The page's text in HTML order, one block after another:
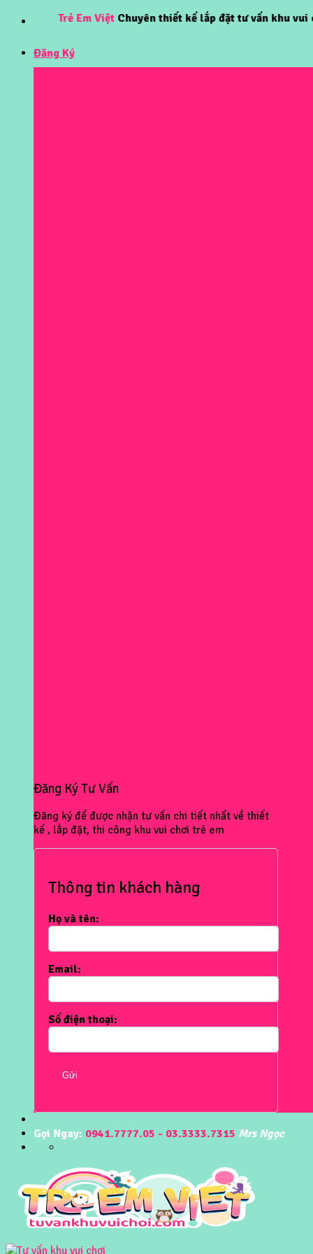
Skip
content
Trẻ Em Việt Chuyên thiết kế lắp đặt tư vấn khu vui chơi
Đăng Ký
Đăng Ký Tư Vấn
Đăng ký để được nhận tư vấn chi tiết nhất về thiết
kế , lắp đặt, thi công khu vui chơi trẻ em
Thông tin khách hàng
Họ và tên:
Email:
Số điện thoại:
Gửi
Gọi Ngay: 0941.7777.05 - 03.3333.7315 Mrs Ngọc